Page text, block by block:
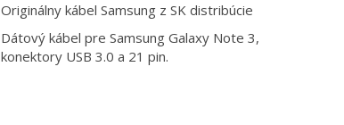
Originálny kábel Samsung z SK distribúcie
Dátový kábel pre Samsung Galaxy Note 3,
konektory USB 3.0 a 21 pin.